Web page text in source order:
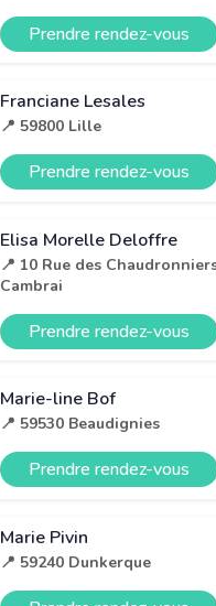
Prendre rendez-vous
Franciane Lesales
📍 59800 Lille
Prendre rendez-vous
Elisa Morelle Deloffre
📍 10 Rue des
Cambrai
Prendre rendez-vous
Marie-line Bof
📍 59530 Beaudignies
Prendre rendez-vous
Marie Pivin
📍 59240 Dunkerque